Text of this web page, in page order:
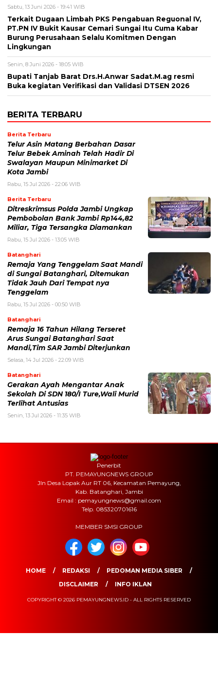
Sabtu, 13 Juni 2026 - 19:41 WIB
Terkait Dugaan Limbah PKS Pengabuan Reguonal IV,
PT.PN IV Bukit Kausar Cemari Sungai Itu Cuma Kabar
Burung Perusahaan Selalu Komitmen Dengan
Lingkungan
Senin, 8 Juni 2026 - 18:05 WIB
Bupati Tanjab Barat Drs.H.Anwar Sadat.M.ag resmi
Buka kegiatan Verifikasi dan Validasi DTSEN 2026
BERITA TERBARU
Berita Terbaru
Telur Asin Matang Berbahan Dasar
Telur Bebek Aminah Telah Hadir Di
Swalayan Maupun Minimarket Di
Kota Jambi
Rabu, 15 Jul 2026 - 22:06 WIB
Berita Terbaru
Ditreskrimsus Polda Jambi Ungkap
Pembobolan Bank Jambi Rp144,82
Miliar, Tiga Tersangka Diamankan
Rabu, 15 Jul 2026 - 13:05 WIB
Batanghari
Remaja Yang Tenggelam Saat Mandi
di Sungai Batanghari, Ditemukan
Tidak Jauh Dari Tempat nya
Tenggelam
Rabu, 15 Jul 2026 - 00:50 WIB
Batanghari
Remaja 16 Tahun Hilang Terseret
Arus Sungai Batanghari Saat
Mandi,Tim SAR Jambi Diterjunkan
Selasa, 14 Jul 2026 - 22:09 WIB
Batanghari
Gerakan Ayah Mengantar Anak
Sekolah Di SDN 180/I Ture,Wali Murid
Terlihat Antusias
Senin, 13 Jul 2026 - 11:35 WIB
Penerbit
PT. PEMAYUNGNEWS GROUP
Jln Desa Lopak Aur RT 06, Kecamatan Pemayung,
Kab. Batanghari, Jambi
Email : pemayungnews@gmail.com
Telp. 085320701616
MEMBER SMSI GROUP
HOME REDAKSI
PEDOMAN MEDIA SIBER
DISCLAIMER
INFO IKLAN
COPYRIGHT © 2026 PEMAYUNGNEWS.ID - ALL RIGHTS RESERVED